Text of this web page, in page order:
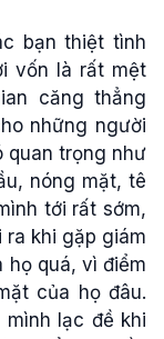
bạn thiệt tình
vốn là rất mệt
căng thẳng
những người
quan trọng như
nóng mặt, tê
tới rất sớm,
ra khi gặp giám
họ quá, vì điểm
của họ đâu.
lạc đề khi